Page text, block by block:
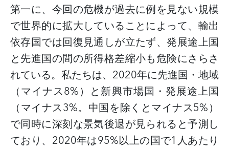
第一に、今回の危機が過去に例を見ない規模
で世界的に拡大していることによって、輸出
依存国では回復見通しが立たず、発展途上国
と先進国の間の所得格差縮小も危険にさらさ
れている。私たちは、 2020年に先進国・地域
（マイナス8%）と新興市場国・発展途上国
（マイナス3%。中国を除くとマイナス5%）
で同時に深刻な景気後退が見られると予測し
ており、 2020年は95%以上の国で1人あたり